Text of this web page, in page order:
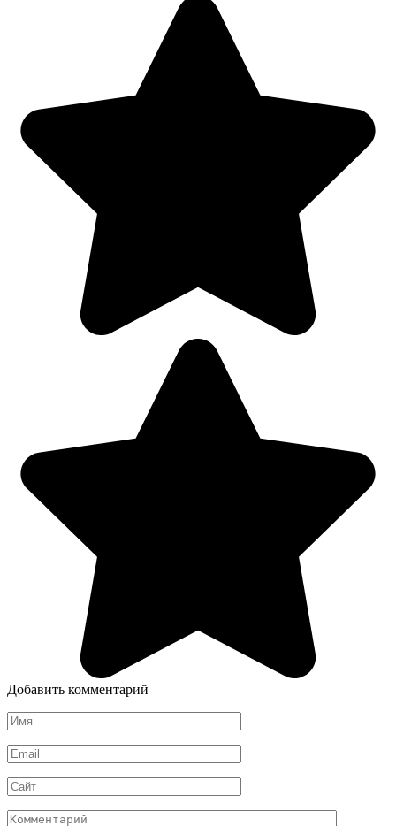
Добавить комментарий
Имя
*
Email
*
Сайт
Комментарий